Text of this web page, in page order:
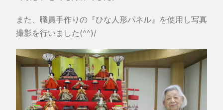
また、職員手作りの『ひな人形パネル』を使用し写真
撮影を行いました(^^)/